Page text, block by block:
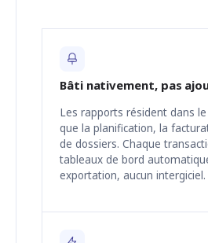
Bâti nativement, pas
Les rapports résident dans
que la planification, la
de dossiers. Chaque
tableaux de bord
exportation, aucun intergiciel.